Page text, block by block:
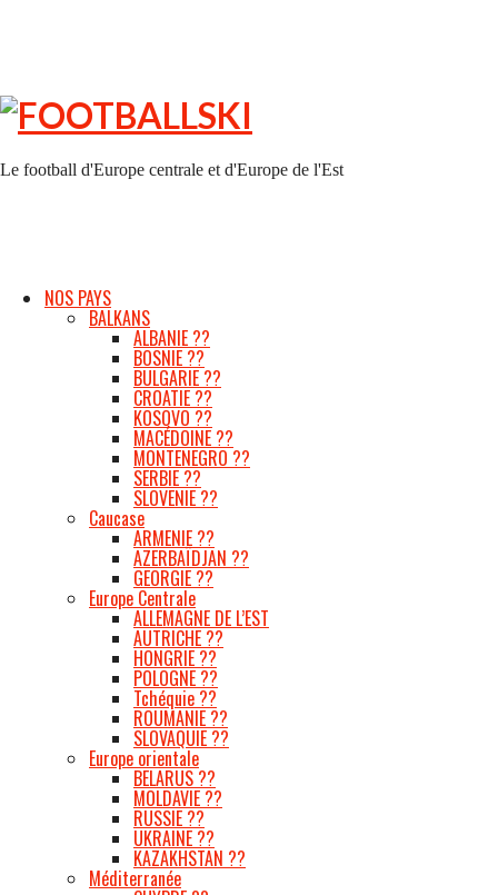
FOOTBALLSKI
Le football d'Europe centrale et d'Europe de l'Est
NOS PAYS
BALKANS
ALBANIE ??
BOSNIE ??
BULGARIE ??
CROATIE ??
KOSOVO ??
MACÉDOINE ??
MONTENEGRO ??
SERBIE ??
SLOVENIE ??
Caucase
ARMENIE ??
AZERBAÏDJAN ??
GEORGIE ??
Europe Centrale
ALLEMAGNE DE L’EST
AUTRICHE ??
HONGRIE ??
POLOGNE ??
Tchéquie ??
ROUMANIE ??
SLOVAQUIE ??
Europe orientale
BELARUS ??
MOLDAVIE ??
RUSSIE ??
UKRAINE ??
KAZAKHSTAN ??
Méditerranée